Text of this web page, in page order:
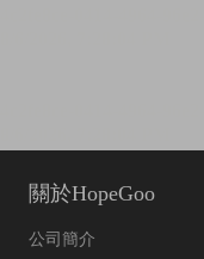
關於HopeGoo
公司簡介